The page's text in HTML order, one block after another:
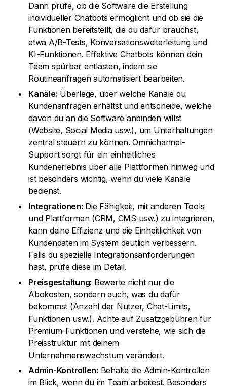
Dann prüfe, ob die Software die Erstellung
individueller Chatbots ermöglicht und ob sie die
Funktionen bereitstellt, die du dafür brauchst,
etwa A/B-Tests, Konversationsweiterleitung und
KI-Funktionen. Effektive Chatbots können dein
Team spürbar entlasten, indem sie
Routineanfragen automatisiert bearbeiten.
Kanäle: Überlege, über welche Kanäle du
Kundenanfragen erhältst und entscheide, welche
davon du an die Software anbinden willst
(Website, Social Media usw.), um Unterhaltungen
zentral steuern zu können. Omnichannel-
Support sorgt für ein einheitliches
Kundenerlebnis über alle Plattformen hinweg und
ist besonders wichtig, wenn du viele Kanäle
bedienst.
Integrationen: Die Fähigkeit, mit anderen Tools
und Plattformen (CRM, CMS usw.) zu integrieren,
kann deine Effizienz und die Einheitlichkeit von
Kundendaten im System deutlich verbessern.
Falls du spezielle Integrationsanforderungen
hast, prüfe diese im Detail.
Preisgestaltung: Bewerte nicht nur die
Abokosten, sondern auch, was du dafür
bekommst (Anzahl der Nutzer, Chat-Limits,
Funktionen usw.). Achte auf Zusatzgebühren für
Premium-Funktionen und verstehe, wie sich die
Preisstruktur mit deinem
Unternehmenswachstum verändert.
Admin-Kontrollen: Behalte die Admin-Kontrollen
im Blick, wenn du im Team arbeitest. Besonders